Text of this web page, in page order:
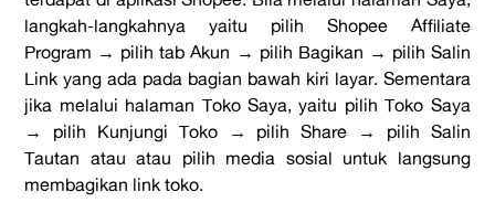
langkah-langkahnya yaitu pilih Shopee Affiliate
Program → pilih tabAkun → pilih Bagikan → pilih Salin
Link yang ada pada bagian bawah kiri layar. Sementara
jika melalui halaman Toko Saya, yaitu pilihToko Saya
→ pilih Kunjungi Toko→ pilihShare → pilih Salin
Tautan atau atau pilih media sosial untuk langsung
membagikan link toko.